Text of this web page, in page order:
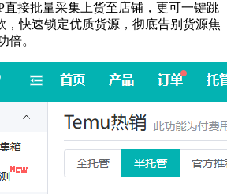
直接批量采集上货至店铺，更可一键跳
，快速锁定优质货源，彻底告别货源焦
倍。